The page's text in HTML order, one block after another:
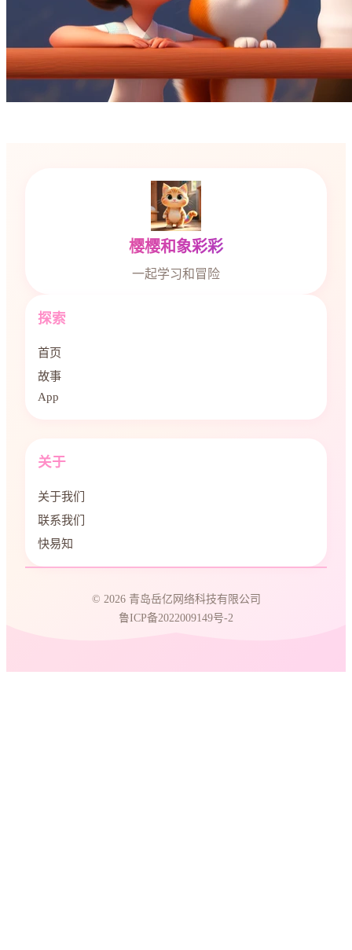
樱樱和象彩彩
一起学习和冒险
探索
首页
故事
App
关于
关于我们
联系我们
快易知
© 2026 青岛岳亿网络科技有限公司
鲁ICP备2022009149号-2